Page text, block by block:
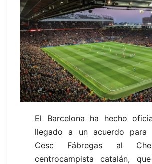
El Barcelona ha hecho
llegado a un acuerdo para
Cesc Fábregas al
centrocampista catalán,